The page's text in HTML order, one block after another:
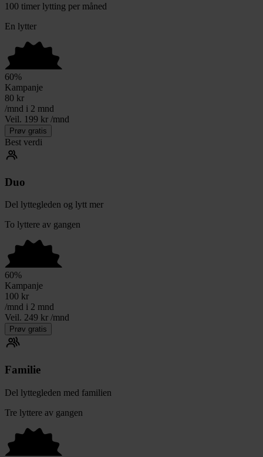
100 timer lytting per måned
En lytter
60%
Kampanje
80 kr
/mnd i 2 mnd
Veil. 199 kr /mnd
Prøv gratis
Best verdi
Duo
Del lyttegleden og lytt mer
To lyttere av gangen
60%
Kampanje
100 kr
/mnd i 2 mnd
Veil. 249 kr /mnd
Prøv gratis
Familie
Del lyttegleden med familien
Tre lyttere av gangen